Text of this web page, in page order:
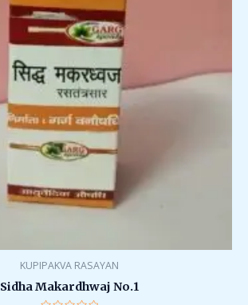
KUPIPAKVA RASAYAN
Sidha Makardhwaj No.1